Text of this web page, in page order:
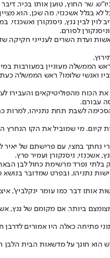
שר החוץ, טוען אותו בכיר,
בגלל אשכנזי. מה שכן, הוא
לבין גנץ, ניסנקורן
לסורם.
ועדת השרים לענייני חקיקה
הממשלה מעוניין במעורבות
ואנשי שלומו? ראש הממשלה
את הכוח מהפוליטיקאים
עבורם.
לשבת תחת נתניהו, למרות
קיום. מי שמוביל את הקו
בחצי, עם פרישתם של יאיר
אשכנזי, ניסנקורן ועמיר פרץ.
נפרד מרשימת כחול לבן
נתניהו, ובפרט שמדובר בנושא
אותו דבר כמו עומר ינקלביץ',
ביותר. אם מקומם של גנץ,
פתיחה כאלה היו אמורים
הוא חונך על מדשאות הבית